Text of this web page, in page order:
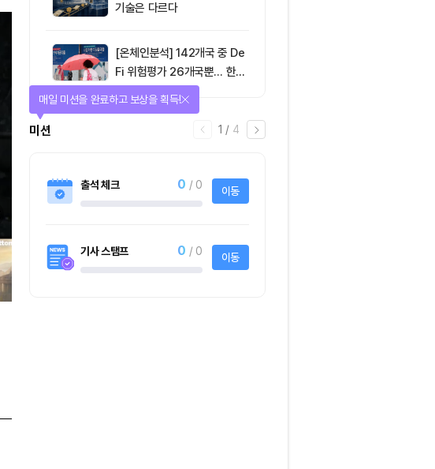
기술은 다르다
[온체인분석] 142개국 중 De
Fi 위험평가 26개국뿐… 한국
도 규제 경계 다시 그려야
1 / 4
미션
매일 미션을 완료하고 보상을 획득!
출석 체크 0 / 0 이동
기사 스탬프 0 / 0 이동